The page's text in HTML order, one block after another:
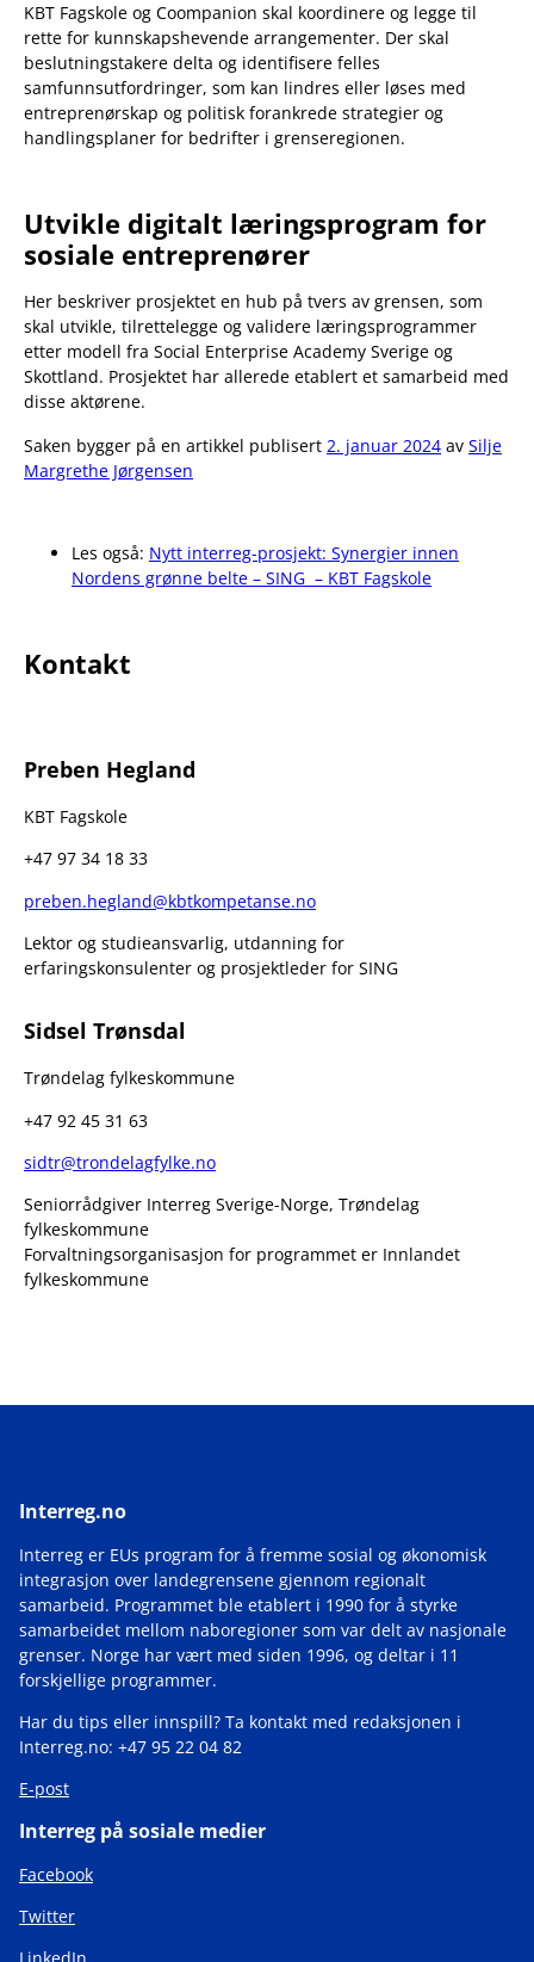
KBT Fagskole og Coompanion skal koordinere og legge til
rette for kunnskapshevende arrangementer. Der skal
beslutningstakere delta og identifisere felles
samfunnsutfordringer, som kan lindres eller løses med
entreprenørskap og politisk forankrede strategier og
handlingsplaner for bedrifter i grenseregionen.
Utvikle digitalt læringsprogram for
sosiale entreprenører
Her beskriver prosjektet en hub på tvers av grensen, som
skal utvikle, tilrettelegge og validere læringsprogrammer
etter modell fra Social Enterprise Academy Sverige og
Skottland. Prosjektet har allerede etablert et samarbeid med
disse aktørene.
Saken bygger på en artikkel publisert 2. januar 2024 av Silje
Margrethe Jørgensen
Les også: Nytt interreg-prosjekt: Synergier innen
Nordens grønne belte – SING – KBT Fagskole
Kontakt
Preben Hegland
KBT Fagskole
+47 97 34 18 33
preben.hegland@kbtkompetanse.no
Lektor og studieansvarlig, utdanning for
erfaringskonsulenter og prosjektleder for SING
Sidsel Trønsdal
Trøndelag fylkeskommune
+47 92 45 31 63
sidtr@trondelagfylke.no
Seniorrådgiver Interreg Sverige-Norge, Trøndelag
fylkeskommune
Forvaltningsorganisasjon for programmet er Innlandet
fylkeskommune
Interreg.no
Interreg er EUs program for å fremme sosial og økonomisk
integrasjon over landegrensene gjennom regionalt
samarbeid. Programmet ble etablert i 1990 for å styrke
samarbeidet mellom naboregioner som var delt av nasjonale
grenser. Norge har vært med siden 1996, og deltar i 11
forskjellige programmer.
Har du tips eller innspill? Ta kontakt med redaksjonen i
Interreg.no: +47 95 22 04 82
E-post
Interreg på sosiale medier
Facebook
Twitter